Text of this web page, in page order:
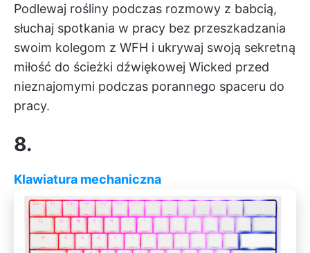
Podlewaj rośliny podczas rozmowy z babcią,
słuchaj spotkania w pracy bez przeszkadzania
swoim kolegom z WFH i ukrywaj swoją sekretną
miłość do ścieżki dźwiękowej Wicked przed
nieznajomymi podczas porannego spaceru do
pracy.
8.
Klawiatura mechaniczna